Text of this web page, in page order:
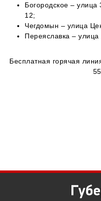
Богородское –
12;
Чегдомын – улица
Переяславка – улица
Бесплатная горячая